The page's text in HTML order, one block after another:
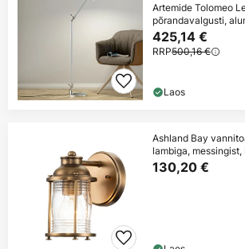
Artemide Tolomeo
põrandavalgusti,
425,14 €
RRP500,16 €
Laos
Ashland Bay
lambiga, messingist,
130,20 €